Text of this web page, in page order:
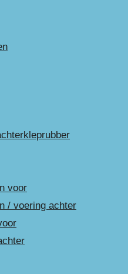
voor
/ voering achter